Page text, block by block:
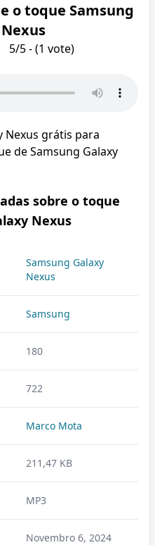
o toque Samsung
5/5 - (1 vote)
Nexus grátis para
de Samsung Galaxy
sobre o toque
Nexus
Samsung Galaxy
Nexus
Samsung
180
722
Marco Mota
211,47 KB
MP3
Novembro 6, 2024